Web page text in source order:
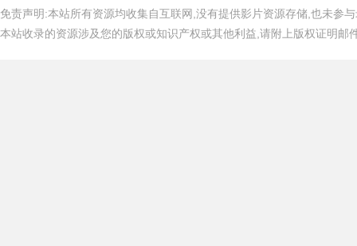
免责声明:本站所有资源均收集自互联网,没有提供影片资源存储,也未参
本站收录的资源涉及您的版权或知识产权或其他利益,请附上版权证明